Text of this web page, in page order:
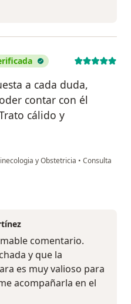
a cada duda,
contar con él
cálido y
y Obstetricia • Consulta
comentario.
y que la
es muy valioso para
acompañarla en el